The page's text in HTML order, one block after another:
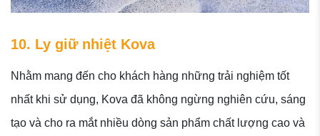
10. Ly giữ nhiệt Kova
Nhằm mang đến cho khách hàng những trải nghiệm tốt
nhất khi sử dụng, Kova đã không ngừng nghiên cứu, sáng
tạo và cho ra mắt nhiều dòng sản phẩm chất lượng cao và